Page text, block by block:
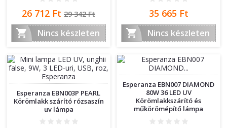
Ár
26 712 Ft Normál
ár
29 342 Ft
 Nincs készleten
Ár
35 665 Ft

Nincs készleten
Esperanza EBN003P PEARL
Körömlakk szárító rózsaszín
uv lámpa
Esperanza EBN007 DIAMOND
80W 36 LED UV
Körömlakkszárító és
műkörömépítő lámpa